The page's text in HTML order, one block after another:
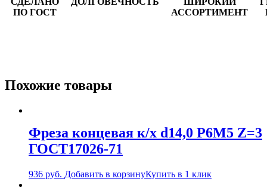
ПО ГОСТ
АССОРТИМЕНТ
Похожие товары
Фреза концевая к/х d14,0 Р6М5 Z=3
ГОСТ17026-71
936 руб. Добавить в корзинуКупить в 1 клик